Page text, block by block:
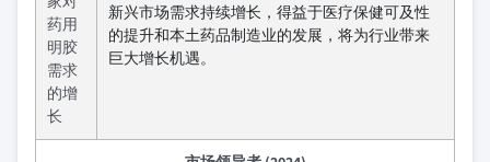
药用
明胶
需求
的增
长
新兴市场需求持续增长，得益于医疗保健可及性
的提升和本土药品制造业的发展，将为行业带来
巨大增长机遇。